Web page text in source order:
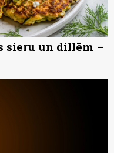
sieru un dillēm –